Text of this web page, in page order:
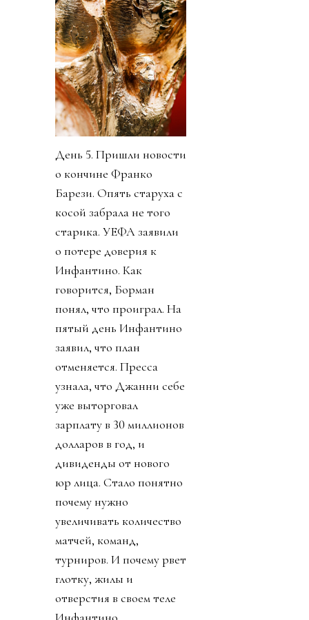
День 5. Пришли новости
о кончине Франко
Барези. Опять старуха с
косой забрала не того
старика. УЕФА заявили
о потере доверия к
Инфантино. Как
говорится, Борман
понял, что проиграл. На
пятый день Инфантино
заявил, что план
отменяется. Пресса
узнала, что Джанни себе
уже выторговал
зарплату в 30 миллионов
долларов в год, и
дивиденды от нового
юр лица. Стало понятно
почему нужно
увеличивать количество
матчей, команд,
турниров. И почему рвет
глотку, жилы и
отверстия в своем теле